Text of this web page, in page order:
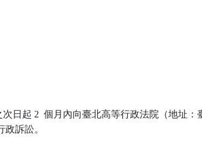
日起 2  個月內向臺北高等行政法院（地址：
訴訟。